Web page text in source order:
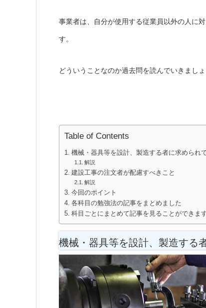
事業者は、自分が使用する従業員以外の人に
す。
どういうことなのか過去問を読んでいきましょ
Table of Contents
機械・器具等を設計、製造する者に求められ
解説
建設工事の注文者が配慮すべきこと
解説
今回のポイント
各科目の勉強法の記事をまとめました
科目ごとにまとめて記事を見ることができま
機械・器具等を設計、製造する